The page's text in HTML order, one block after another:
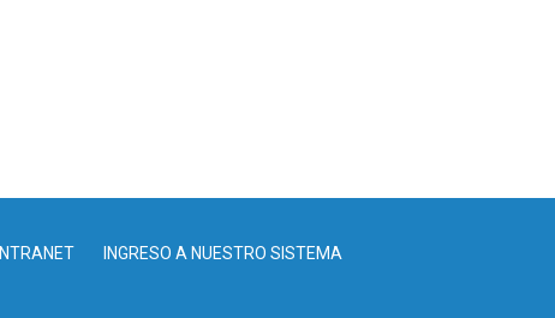
INTRANET INGRESO A NUESTRO SISTEMA